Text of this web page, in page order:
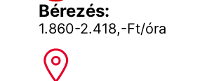
Bérezés:
1.860-2.418,-Ft/óra